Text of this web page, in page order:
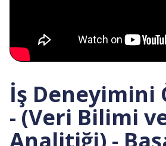
İş Deneyimini
- (Veri Bilimi